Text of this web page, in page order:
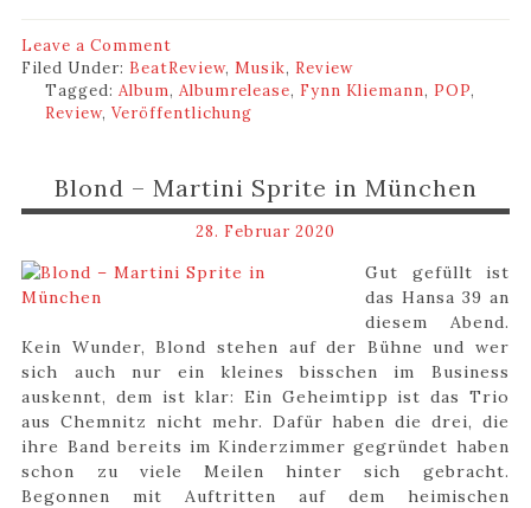
Leave a Comment
Filed Under: BeatReview,Musik, Review
Tagged:Album,Albumrelease, Fynn Kliemann, POP,
Review,Veröffentlichung
Blond – Martini Sprite in München
28. Februar 2020
Gut gefüllt ist
das Hansa 39 an
diesem Abend.
Kein Wunder, Blond stehen auf der Bühne und wer
sich auch nur ein kleines bisschen im Business
auskennt, dem ist klar: Ein Geheimtipp ist das Trio
aus Chemnitz nicht mehr. Dafür haben die drei, die
ihre Band bereits im Kinderzimmer gegründet haben
schon zu viele Meilen hinter sich gebracht.
Begonnen mit Auftritten auf dem heimischen